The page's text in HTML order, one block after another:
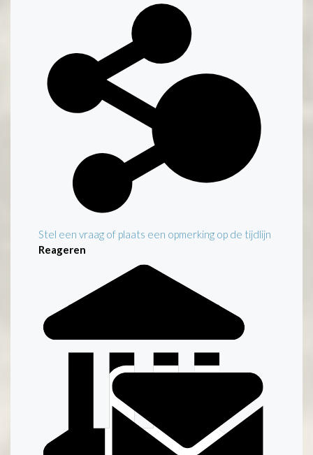
Stel een vraag of plaats een opmerking op de tijdlijn
Reageren